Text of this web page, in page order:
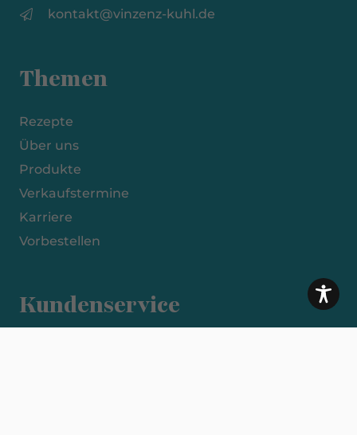
kontakt@vinzenz-kuhl.de
Themen
Rezepte
Über uns
Produkte
Verkaufstermine
Karriere
Vorbestellen
Kundenservice